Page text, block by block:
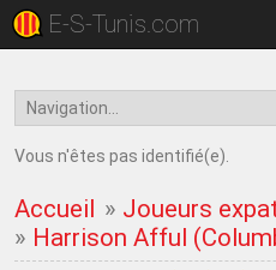
E-S-Tunis.com
Vous n'êtes pas identifié(e).
Accueil » Joueurs
» Harrison Afful